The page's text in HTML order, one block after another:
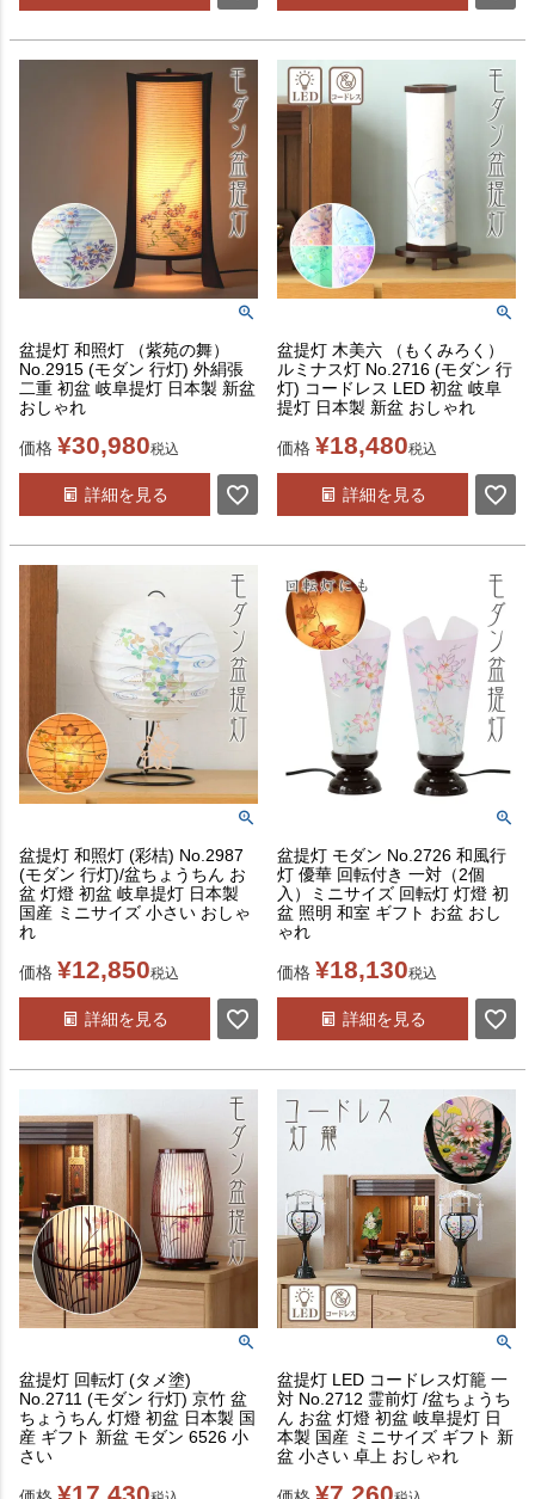
盆提灯 和照灯 （紫苑の舞）
No.2915 (モダン 行灯) 外絹張
二重 初盆 岐阜提灯 日本製 新盆
おしゃれ
価格 ¥30,980税込
詳細を見る
盆提灯 木美六 （もくみろく）
ルミナス灯 No.2716 (モダン 行
灯) コードレス LED 初盆 岐阜
提灯 日本製 新盆 おしゃれ
価格 ¥18,480税込
詳細を見る
盆提灯 和照灯 (彩桔) No.2987
(モダン 行灯)/盆ちょうちん お
盆 灯燈 初盆 岐阜提灯 日本製
国産 ミニサイズ 小さい おしゃ
れ
価格 ¥12,850税込
詳細を見る
盆提灯 モダン No.2726 和風行
灯 優華 回転付き 一対（2個
入）ミニサイズ 回転灯 灯燈 初
盆 照明 和室 ギフト お盆 おし
ゃれ
価格 ¥18,130税込
詳細を見る
盆提灯 回転灯 (タメ塗)
No.2711 (モダン 行灯) 京竹 盆
ちょうちん 灯燈 初盆 日本製 国
産 ギフト 新盆 モダン 6526 小
さい
盆提灯 LED コードレス灯籠 一
対 No.2712 霊前灯 /盆ちょうち
ん お盆 灯燈 初盆 岐阜提灯 日
本製 国産 ミニサイズ ギフト 新
盆 小さい 卓上 おしゃれ